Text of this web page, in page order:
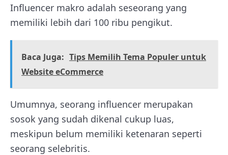
Influencer makro adalah seseorang yang
memiliki lebih dari 100 ribu pengikut.
Baca Juga: Tips Memilih Tema Populer untuk
Website eCommerce
Umumnya, seorang influencer merupakan
sosok yang sudah dikenal cukup luas,
meskipun belum memiliki ketenaran seperti
seorang selebritis.